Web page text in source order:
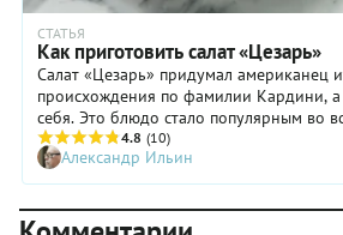
СТАТЬЯ
Как приготовить салат «Цезарь»
Салат «Цезарь» придумал американец
происхождения по фамилии Кардини, а
себя. Это блюдо стало популярным во
встречается в меню многих кафе и
как приготовить салат «Цезарь» в
поделимся самыми распространенными
4.8 (10)
Александр Ильин